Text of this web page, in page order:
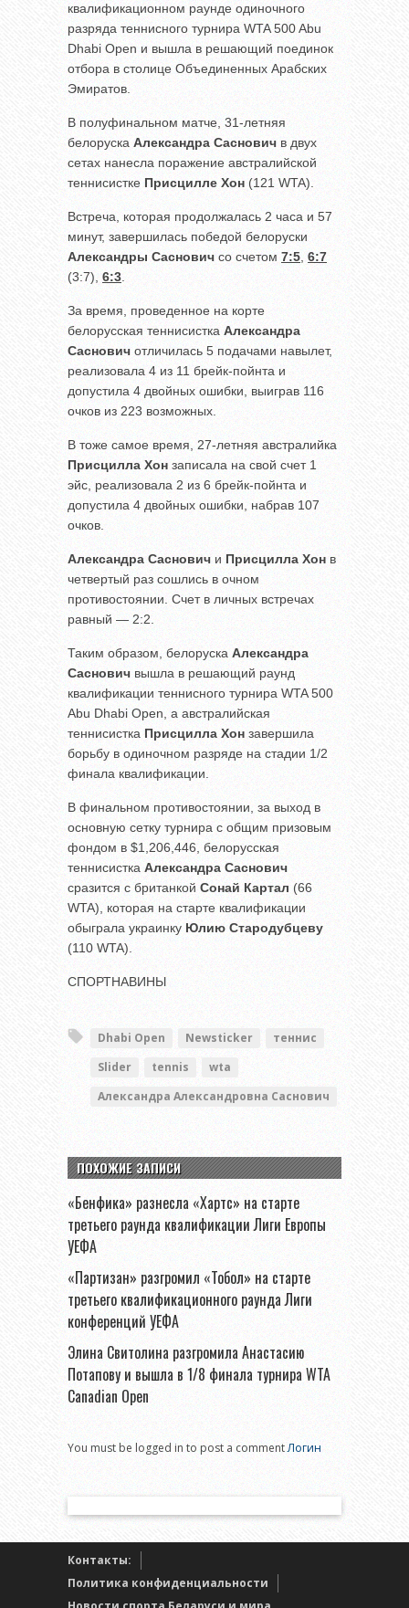
квалификационном раунде одиночного
разряда теннисного турнира WTA 500 Abu
Dhabi Open и вышла в решающий поединок
отбора в столице Объединенных Арабских
Эмиратов.
В полуфинальном матче, 31-летняя
белоруска Александра Саснович в двух
сетах нанесла поражение австралийской
теннисистке Присцилле Хон (121 WTA).
Встреча, которая продолжалась 2 часа и 57
минут, завершилась победой белоруски
Александры Саснович со счетом 7:5, 6:7
(3:7), 6:3.
За время, проведенное на корте
белорусская теннисистка Александра
Саснович отличилась 5 подачами навылет,
реализовала 4 из 11 брейк-пойнта и
допустила 4 двойных ошибки, выиграв 116
очков из 223 возможных.
В тоже самое время, 27-летняя австралийка
Присцилла Хон записала на свой счет 1
эйс, реализовала 2 из 6 брейк-пойнта и
допустила 4 двойных ошибки, набрав 107
очков.
Александра Саснович и Присцилла Хон в
четвертый раз сошлись в очном
противостоянии. Счет в личных встречах
равный — 2:2.
Таким образом, белоруска Александра
Саснович вышла в решающий раунд
квалификации теннисного турнира WTA 500
Abu Dhabi Open, а австралийская
теннисистка Присцилла Хон завершила
борьбу в одиночном разряде на стадии 1/2
финала квалификации.
В финальном противостоянии, за выход в
основную сетку турнира с общим призовым
фондом в $1,206,446, белорусская
теннисистка Александра Саснович
сразится с британкой Сонай Картал (66
WTA), которая на старте квалификации
обыграла украинку Юлию Стародубцеву
(110 WTA).
СПОРТНАВИНЫ
Dhabi Open Newsticker
теннис
Slider
tennis
wta
Александра Александровна Саснович
ПОХОЖИЕ ЗАПИСИ
«Бенфика» разнесла «Хартс» на старте
третьего раунда квалификации Лиги Европы
УЕФА
«Партизан» разгромил «Тобол» на старте
третьего квалификационного раунда Лиги
конференций УЕФА
Элина Свитолина разгромила Анастасию
Потапову и вышла в 1/8 финала турнира WTA
Canadian Open
You must be logged in to post a commentЛогин
Контакты:
Политика конфиденциальности